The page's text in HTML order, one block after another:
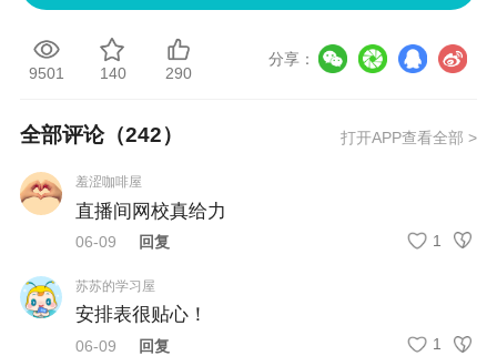
9月直播安排：
9501 140 290
分享：
全部评论（242） 打开APP查看全部 >
羞涩咖啡屋
直播间网校真给力
06-09 回复 1
苏苏的学习屋
安排表很贴心！
06-09 回复 1